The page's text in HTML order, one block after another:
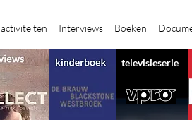
activiteiten Interviews Boeken
televisieserie